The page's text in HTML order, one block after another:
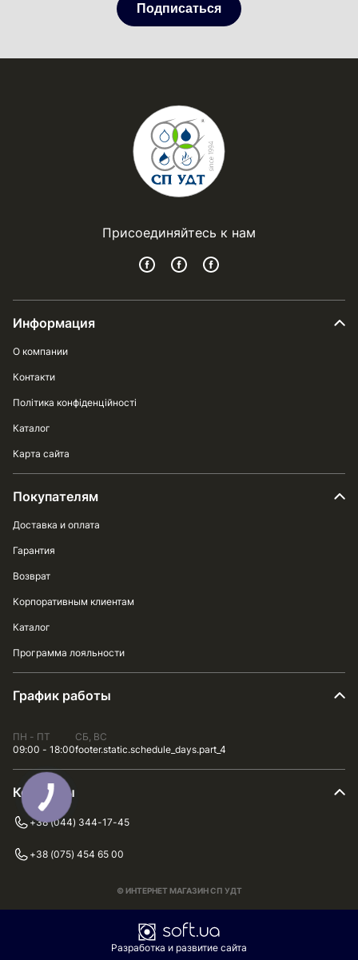
Подписаться
Присоединяйтесь к нам
Информация
О компании
Контакти
Політика конфіденційності
Каталог
Карта сайта
Покупателям
Доставка и оплата
Гарантия
Возврат
Корпоративным клиентам
Каталог
Программа лояльности
График работы
ПН - ПТ
09:00 - 18:00
СБ, ВС
footer.static.schedule_days.part_4
Контакты
+38 (044) 344-17-45
+38 (075) 454 65 00
© ИНТЕРНЕТ МАГАЗИН СП УДТ
Разработка и развитие сайта